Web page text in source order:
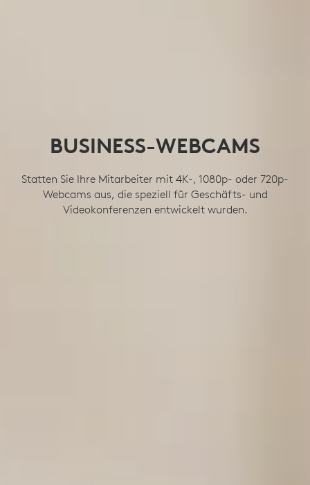
BUSINESS-WEBCAMS
Statten Sie Ihre Mitarbeiter mit 4K-, 1080p- oder 720p-
Webcams aus, die speziell für Geschäfts- und
Videokonferenzen entwickelt wurden.